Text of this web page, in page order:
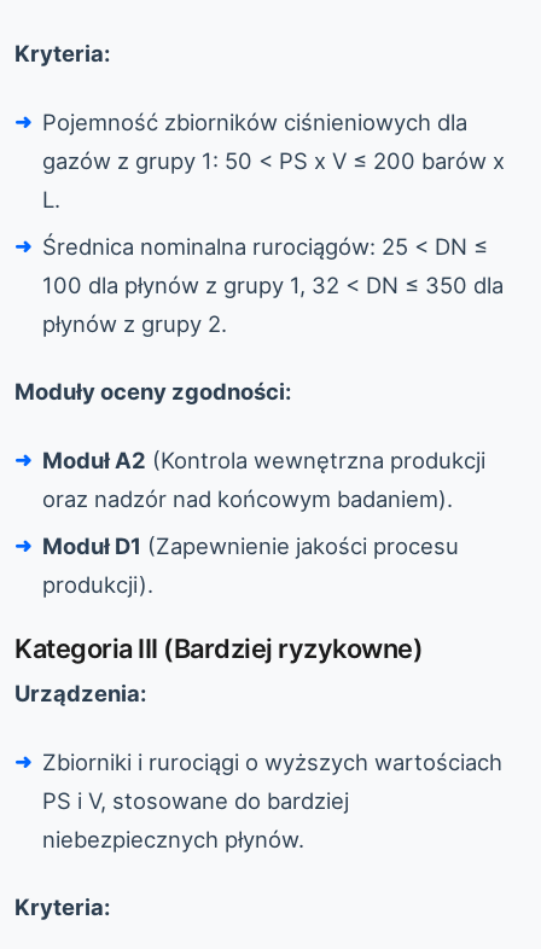
Kryteria:
Pojemność zbiorników ciśnieniowych dla
gazów z grupy 1: 50 < PS x V ≤ 200 barów x
L.
Średnica nominalna rurociągów: 25 < DN ≤
100 dla płynów z grupy 1, 32 < DN ≤ 350 dla
płynów z grupy 2.
Moduły oceny zgodności:
Moduł A2 (Kontrola wewnętrzna produkcji
oraz nadzór nad końcowym badaniem).
Moduł D1 (Zapewnienie jakości procesu
produkcji).
Kategoria III (Bardziej ryzykowne)
Urządzenia:
Zbiorniki i rurociągi o wyższych wartościach
PS i V, stosowane do bardziej
niebezpiecznych płynów.
Kryteria: